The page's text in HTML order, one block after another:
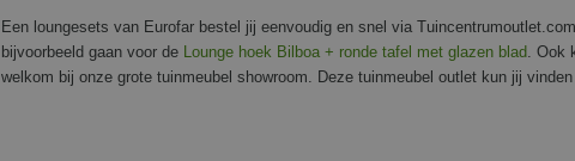
Een loungesets van Eurofar bestel jij eenvoudig en snel via
bijvoorbeeld gaan voor de Lounge hoek Bilboa + ronde tafel met glazen blad .
welkom bij onze grote tuinmeubel showroom. Deze tuinmeubel outlet kun jij vinden